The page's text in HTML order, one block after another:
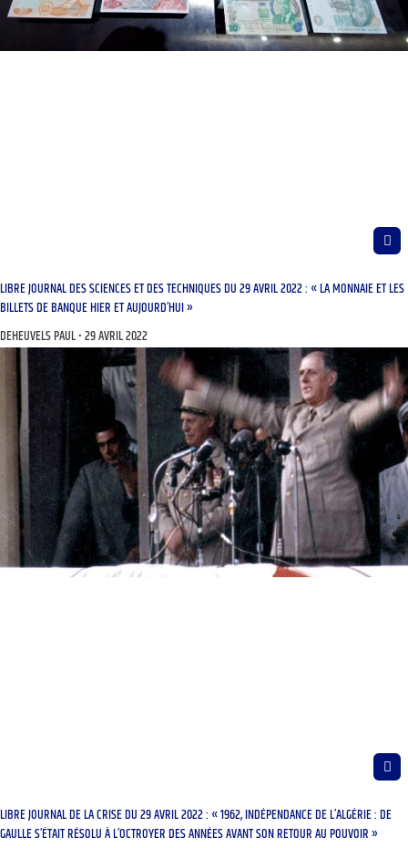
LIBRE JOURNAL DES SCIENCES ET DES TECHNIQUES DU 29 AVRIL 2022 : « LA MONNAIE ET LES
BILLETS DE BANQUE HIER ET AUJOURD’HUI »
DEHEUVELS PAUL 29 AVRIL 2022
LIBRE JOURNAL DE LA CRISE DU 29 AVRIL 2022 : « 1962, INDÉPENDANCE DE L’ALGÉRIE : DE
GAULLE S’ÉTAIT RÉSOLU À L’OCTROYER DES ANNÉES AVANT SON RETOUR AU POUVOIR »